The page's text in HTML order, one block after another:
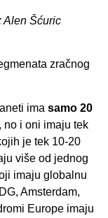
Alen Šćuric
zračnog
ima samo 20
no i oni imaju tek
je tek 10-20
više od jednog
imaju globalnu
Amsterdam,
Europe imaju